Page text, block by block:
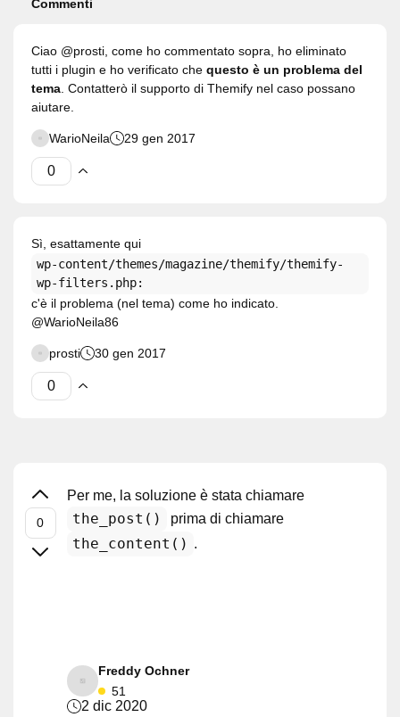
Commenti
Ciao @prosti, come ho commentato sopra, ho eliminato
tutti i plugin e ho verificato che questo è un problema del
tema . Contatterò il supporto di Themify nel caso possano
aiutare.
WarioNeila 29 gen 2017
Sì, esattamente qui
wp-content/themes/magazine/themify/themify-
wp-filters.php:
c'è il problema (nel tema) come ho indicato.
@WarioNeila86
prosti 30 gen 2017
Per me, la soluzione è stata chiamare
the_post() prima di chiamare
the_content() .
Freddy Ochner
51
2 dic 2020